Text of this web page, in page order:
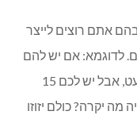
אתם רוצים לייצר
לדוגמא: אם יש להם
הרבה עננים ואתם רוצים שהעננים יזוזו מעט, אבל יש לכם 15
יקרה? כולם יזוזו